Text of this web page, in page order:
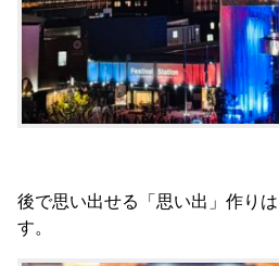
後で思い出せる「思い出」作り
す。